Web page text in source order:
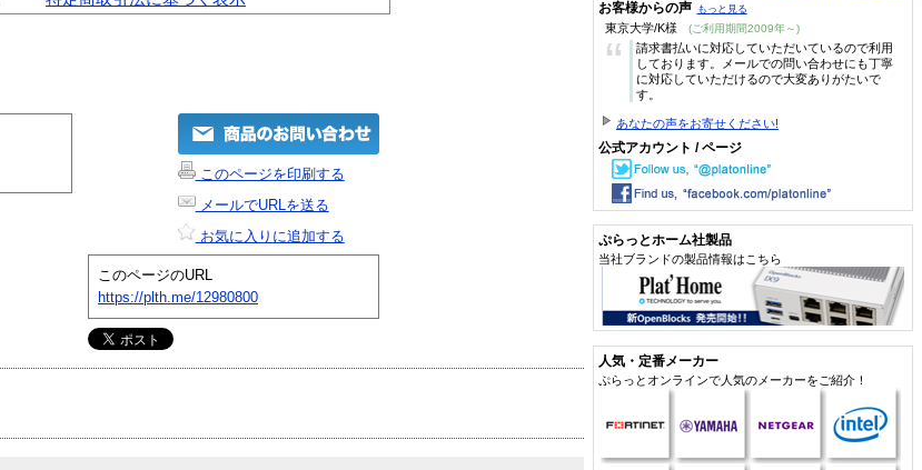
このページを印刷する
メールでURLを送る
お気に入りに追加する
このページのURL
https://plth.me/12980800
お客様からの声 もっと見る
東京大学/K様 (ご利用期間2009年～)
“
請求書払いに対応していただいているので利用
しております。メールでの問い合わせにも丁寧
に対応していただけるので大変ありがたいで
す。
あなたの声をお寄せください!
公式アカウント / ページ
ぷらっとホーム社製品
当社ブランドの製品情報はこちら
人気・定番メーカー
ぷらっとオンラインで人気のメーカーをご紹介！